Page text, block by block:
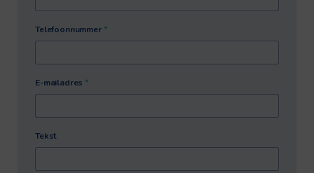
Telefoonnummer*
E-mailadres*
Tekst